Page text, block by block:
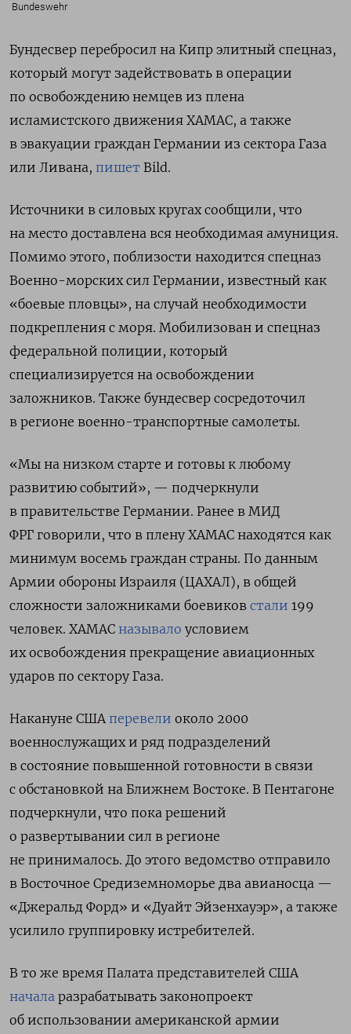
Bundeswehr
Бундесвер перебросил на Кипр элитный спецназ,
который могут задействовать в операции
по освобождению немцев из плена
исламистского движения ХАМАС, а также
в эвакуации граждан Германии из сектора Газа
или Ливана, пишет Bild.
Источники в силовых кругах сообщили, что
на место доставлена вся необходимая амуниция.
Помимо этого, поблизости находится спецназ
Военно-морских сил Германии, известный как
«боевые пловцы», на случай необходимости
подкрепления с моря. Мобилизован и спецназ
федеральной полиции, который
специализируется на освобождении
заложников. Также бундесвер сосредоточил
в регионе военно-транспортные самолеты.
«Мы на низком старте и готовы к любому
развитию событий», — подчеркнули
в правительстве Германии. Ранее в МИД
ФРГ говорили, что в плену ХАМАС находятся как
минимум восемь граждан страны. По данным
Армии обороны Израиля (ЦАХАЛ), в общей
сложности заложниками боевиков стали 199
человек. ХАМАС называло условием
их освобождения прекращение авиационных
ударов по сектору Газа.
Накануне США перевели около 2000
военнослужащих и ряд подразделений
в состояние повышенной готовности в связи
с обстановкой на Ближнем Востоке. В Пентагоне
подчеркнули, что пока решений
о развертывании сил в регионе
не принималось. До этого ведомство отправило
в Восточное Средиземноморье два авианосца —
«Джеральд Форд» и «Дуайт Эйзенхауэр», а также
усилило группировку истребителей.
В то же время Палата представителей США
начала разрабатывать законопроект
об использовании американской армии